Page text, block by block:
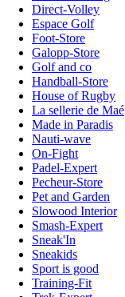
Direct-Volley
Espace Golf
Foot-Store
Galopp-Store
Golf and co
Handball-Store
House of Rugby
La sellerie de Maé
Made in Paradis
Nauti-wave
On-Fight
Padel-Expert
Pecheur-Store
Pet and Garden
Slowood Interior
Smash-Expert
Sneak'In
Sneakids
Sport is good
Training-Fit